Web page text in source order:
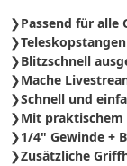
Passend für alle
Blitzschnell
Mache
Schnell und
Mit praktischem
1/4" Gewinde +
Zusätzliche